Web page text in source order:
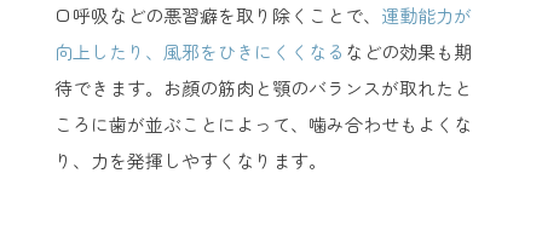
口呼吸などの悪習癖を取り除くことで、 運動能力が
向上したり、風邪をひきにくくなる などの効果も期
待できます。お顔の筋肉と顎のバランスが取れたと
ころに歯が並ぶことによって、噛み合わせもよくな
り、力を発揮しやすくなります。